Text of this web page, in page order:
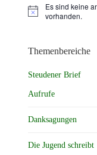
Es sind keine
vorhanden.
Themenbereiche
Steudener Brief
Aufrufe
Danksagungen
Die Jugend schreibt